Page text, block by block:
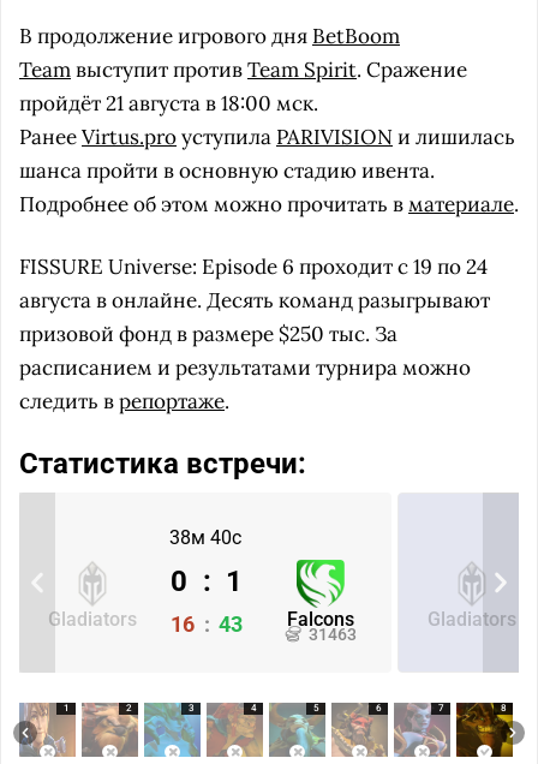
В продолжение игрового дня BetBoom
Teamвыступит противTeam Spirit. Сражение
пройдёт 21 августа в 18:00 мск.
РанееVirtus.proуступила PARIVISIONи лишилась
шанса пройти в основную стадию ивента.
Подробнее об этом можно прочитать вматериале.
FISSURE Universe: Episode 6 проходит с 19 по 24
августа в онлайне. Десять команд разыгрывают
призовой фонд в размере $250 тыс. За
расписанием и результатами турнира можно
следить врепортаже.
Статистика встречи:
38м 40с
Gladiators Falcons
31463
0 : 1
16 : 43 Gladiators
1 2 3 4 5 6 7 8